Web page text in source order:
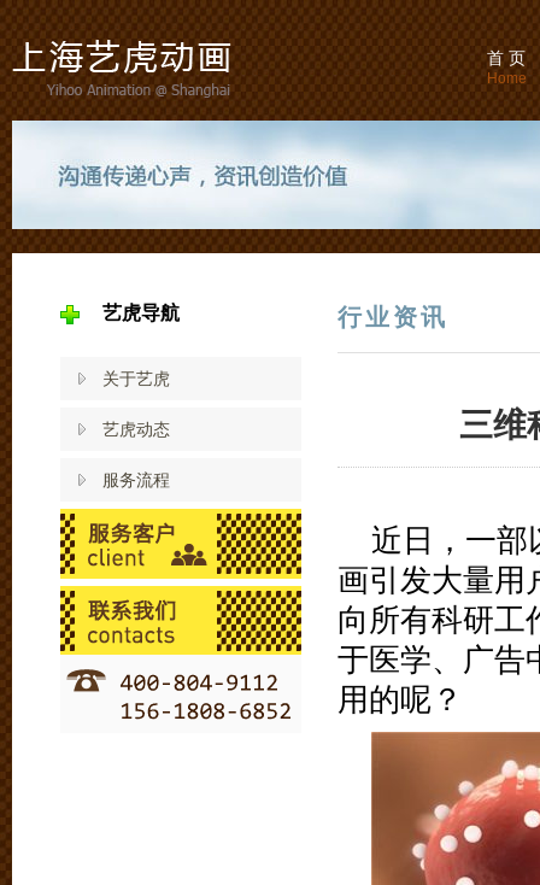
首 页
Home
艺虎导航
关于艺虎
艺虎动态
服务流程
行业资讯
三维
近日，一部
画引发大量用
向所有科研工
于医学、广告
用的呢？